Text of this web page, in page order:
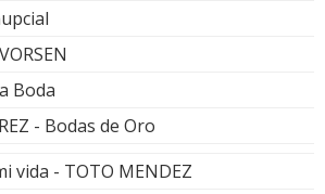
Boda
- Bodas de Oro
vida - TOTO MENDEZ